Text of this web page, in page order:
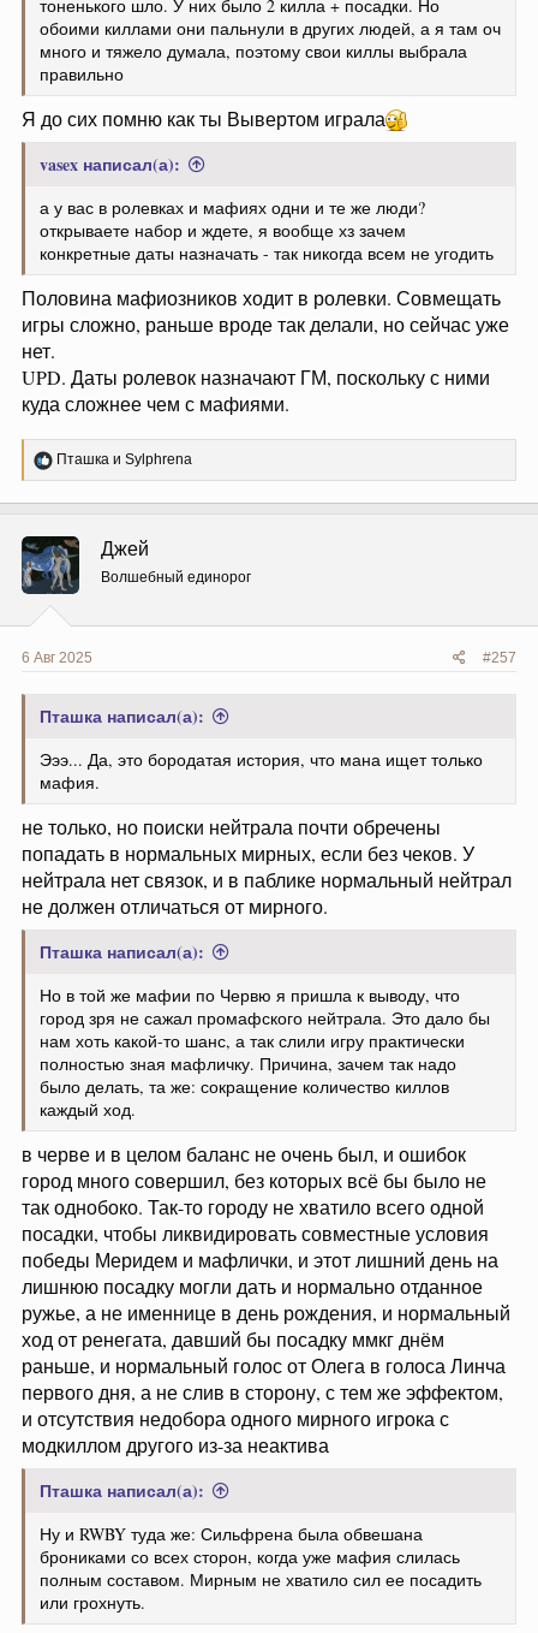
тоненького шло. У них было 2 килла + посадки. Но
обоими киллами они пальнули в других людей, а я там оч
много и тяжело думала, поэтому свои киллы выбрала
правильно
Я до сих помню как ты Вывертом играла
vasex написал(а):
а у вас в ролевках и мафиях одни и те же люди?
открываете набор и ждете, я вообще хз зачем
конкретные даты назначать - так никогда всем не угодить
Половина мафиозников ходит в ролевки. Совмещать
игры сложно, раньше вроде так делали, но сейчас уже
нет.
UPD. Даты ролевок назначают ГМ, поскольку с ними
куда сложнее чем с мафиями.
Р
е
ц
и
и
:
Пташка и Sylphrena
Джей
Волшебный единорог
6 Авг 2025 #257
Пташка написал(а):
Эээ... Да, это бородатая история, что мана ищет только
мафия.
не только, но поиски нейтрала почти обречены
попадать в нормальных мирных, если без чеков. У
нейтрала нет связок, и в паблике нормальный нейтрал
не должен отличаться от мирного.
Пташка написал(а):
Но в той же мафии по Червю я пришла к выводу, что
город зря не сажал промафского нейтрала. Это дало бы
нам хоть какой-то шанс, а так слили игру практически
полностью зная мафличку. Причина, зачем так надо
было делать, та же: сокращение количество киллов
каждый ход.
в черве и в целом баланс не очень был, и ошибок
город много совершил, без которых всё бы было не
так однобоко. Так-то городу не хватило всего одной
посадки, чтобы ликвидировать совместные условия
победы Меридем и мафлички, и этот лишний день на
лишнюю посадку могли дать и нормально отданное
ружье, а не именнице в день рождения, и нормальный
ход от ренегата, давший бы посадку ммкг днём
раньше, и нормальный голос от Олега в голоса Линча
первого дня, а не слив в сторону, с тем же эффектом,
и отсутствия недобора одного мирного игрока с
модкиллом другого из-за неактива
Пташка написал(а):
Ну и RWBY туда же: Сильфрена была обвешана
брониками со всех сторон, когда уже мафия слилась
полным составом. Мирным не хватило сил ее посадить
или грохнуть.